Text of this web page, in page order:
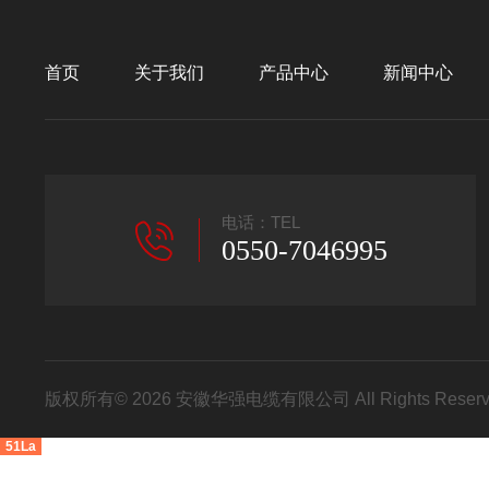
首页 关于我们 产品中心 新闻中心
电话：TEL
0550-7046995
版权所有© 2026 安徽华强电缆有限公司 All Rights
51La